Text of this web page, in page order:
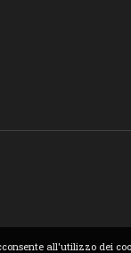
all'utilizzo dei